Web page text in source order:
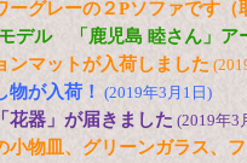
ーグレーの２Pソファです（
デル 「鹿児島 睦さん」
ンマットが入荷しました
物が入荷！ (2019年3月1日)
花器」が届きました (2019年3
小物皿、グリーンガラス、